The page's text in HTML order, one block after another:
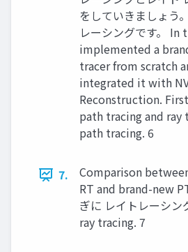
をしていきましょう
レーシングです。
implemented a
tracer from scratch
integrated it with
Reconstruction.
path tracing and ray
path tracing. 6
7.
Comparison
RT and brand-new
ぎに レイトレーシン
ray tracing. 7